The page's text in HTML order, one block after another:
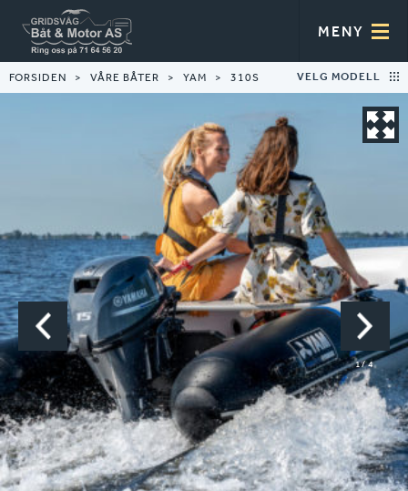
MENY
FORSIDEN VÅRE BÅTER YAM 310S VELG MODELL